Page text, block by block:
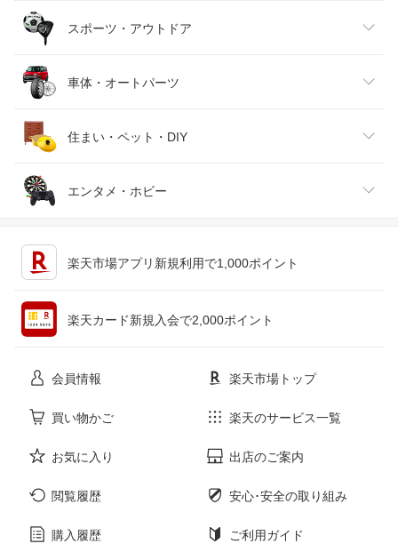
バッグ・小物・ブランド雑貨
靴
腕時計
ジュエリー・アクセサリー
ワイン
日本酒・焼酎
おもちゃ
家電
TV・オーディオ・カメラ
スマートフォン・タブレット
パソコン・周辺機器
スポーツ・アウトドア
スポーツ・アウトドア
ゴルフ
車体・オートパーツ
車用品・バイク用品
車・バイク
住まい・ペット・DIY
インテリア・寝具・収納
エンタメ・ホビー
本・雑誌・コミック
楽天市場アプリ新規利用で1,000ポイント
楽天カード新規入会で2,000ポイント
会員情報 楽天市場トップ
買い物かご 楽天のサービス一覧
お気に入り 出店のご案内
閲覧履歴 安心･安全の取り組み
購入履歴 ご利用ガイド